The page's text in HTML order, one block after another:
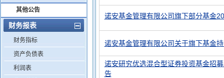
其他公告
财务报表
财务指标
资产负债表
利润表
诺安基金管理有限公司旗下部分基金
诺安基金管理有限公司关于旗下基金
诺安研究优选混合型证券投资基金招
告